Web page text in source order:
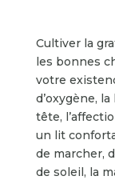
Cultiver la
les bonnes
votre
d’oxygène,
tête,
un lit
de marcher,
de soleil, la